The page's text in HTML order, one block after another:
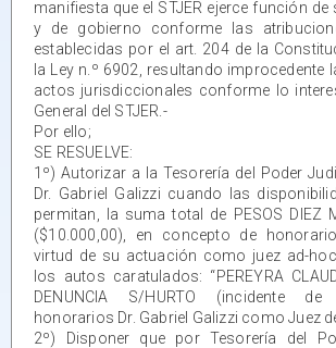
manifiesta que el STJER ejerce función de
y de gobierno conforme las
establecidas por el art. 204 de la
la Ley n.º 6902, resultando improcedente
actos jurisdiccionales conforme lo
General del STJER.-
Por ello;
SE RESUELVE:
1º) Autorizar a la Tesorería del Poder
Dr. Gabriel Galizzi cuando las
permitan, la suma total de PESOS DIEZ
($10.000,00), en concepto de
virtud de su actuación como juez ad-
los autos caratulados: “PEREYRA
DENUNCIA S/HURTO (incidente
honorarios Dr. Gabriel Galizzi como Juez
2º) Disponer que por Tesorería del